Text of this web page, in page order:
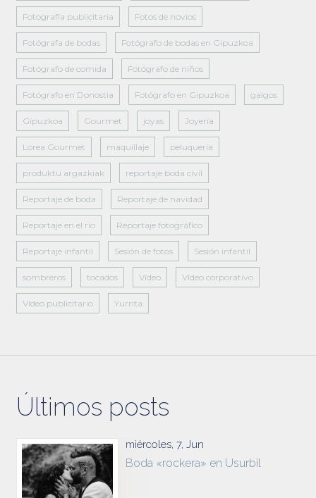
Fotografía publicitaria Fotos de novios
Fotógrafa de bodas Fotógrafo de bodas en Gipuzkoa
Fotógrafo de comida Fotógrafo de niños
Fotógrafo en Donostia Fotógrafo en Gipuzkoa galgos
Gipuzkoa Gourmet joyas Joyería
Lorea Gourmet maquillaje peluquería
produktu argazkiak reportaje boda civil
Reportaje de boda Reportaje de navidad
Reportaje en el río Reportaje fotográfico
Reportaje infantil Sesión de fotos Sesión infantil
sombreros tocados Vídeo Vídeo corporativo
Vídeo publicitario Yurrita
Últimos posts
miércoles, 7, Jun
Boda «rockera» en Usurbil